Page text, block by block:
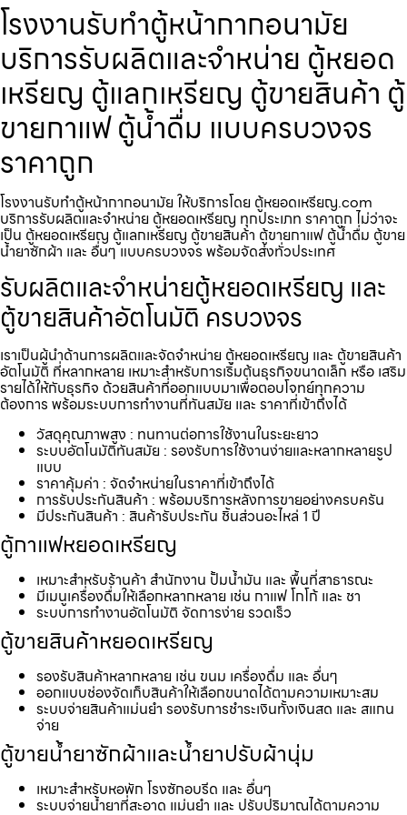
โรงงานรับทำตู้หน้ากากอนามัย
บริการรับผลิตและจำหน่าย ตู้หยอด
เหรียญ ตู้แลกเหรียญ ตู้ขายสินค้า ตู้
ขายกาแฟ ตู้น้ำดื่ม แบบครบวงจร
ราคาถูก
โรงงานรับทำตู้หน้ากากอนามัย ให้บริการโดย ตู้หยอดเหรียญ.com
บริการรับผลิตและจำหน่าย ตู้หยอดเหรียญ ทุกประเภท ราคาถูก ไม่ว่าจะ
เป็น ตู้หยอดเหรียญ ตู้แลกเหรียญ ตู้ขายสินค้า ตู้ขายกาแฟ ตู้น้ำดื่ม ตู้ขาย
น้ำยาซักผ้า และ อื่นๆ แบบครบวงจร พร้อมจัดส่งทั่วประเทศ
รับผลิตและจำหน่ายตู้หยอดเหรียญ และ
ตู้ขายสินค้าอัตโนมัติ ครบวงจร
เราเป็นผู้นำด้านการผลิตและจัดจำหน่าย ตู้หยอดเหรียญ และ ตู้ขายสินค้า
อัตโนมัติ ที่หลากหลาย เหมาะสำหรับการเริ่มต้นธุรกิจขนาดเล็ก หรือ เสริม
รายได้ให้กับธุรกิจ ด้วยสินค้าที่ออกแบบมาเพื่อตอบโจทย์ทุกความ
ต้องการ พร้อมระบบการทำงานที่ทันสมัย และ ราคาที่เข้าถึงได้
วัสดุคุณภาพสูง : ทนทานต่อการใช้งานในระยะยาว
ระบบอัตโนมัติทันสมัย : รองรับการใช้งานง่ายและหลากหลายรูป
แบบ
ราคาคุ้มค่า : จัดจำหน่ายในราคาที่เข้าถึงได้
การรับประกันสินค้า : พร้อมบริการหลังการขายอย่างครบครัน
มีประกันสินค้า : สินค้ารับประกัน ชิ้นส่วนอะไหล่ 1 ปี
ตู้กาแฟหยอดเหรียญ
เหมาะสำหรับร้านค้า สำนักงาน ปั้มน้ำมัน และ พื้นที่สาธารณะ
มีเมนูเครื่องดื่มให้เลือกหลากหลาย เช่น กาแฟ โกโก้ และ ชา
ระบบการทำงานอัตโนมัติ จัดการง่าย รวดเร็ว
ตู้ขายสินค้าหยอดเหรียญ
รองรับสินค้าหลากหลาย เช่น ขนม เครื่องดื่ม และ อื่นๆ
ออกแบบช่องจัดเก็บสินค้าให้เลือกขนาดได้ตามความเหมาะสม
ระบบจ่ายสินค้าแม่นยำ รองรับการชำระเงินทั้งเงินสด และ สแกน
จ่าย
ตู้ขายน้ำยาซักผ้าและน้ำยาปรับผ้านุ่ม
เหมาะสำหรับหอพัก โรงซักอบรีด และ อื่นๆ
ระบบจ่ายน้ำยาที่สะอาด แม่นยำ และ ปรับปริมาณได้ตามความ